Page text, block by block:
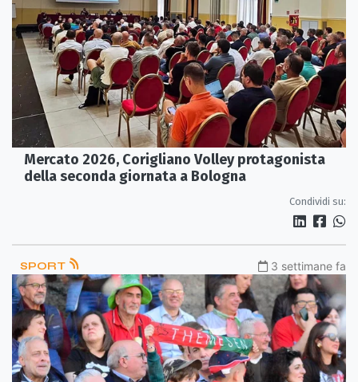
Mercato 2026, Corigliano Volley protagonista
della seconda giornata a Bologna
Condividi su:
SPORT 3 settimane fa